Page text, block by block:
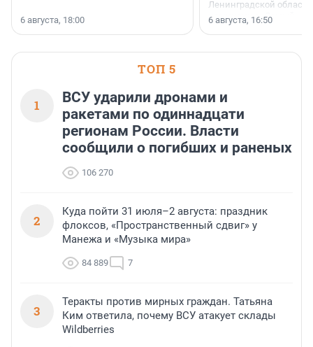
6 августа, 18:00
Ленинградской области
номинации «Самый
застройщик
области».
6 августа, 16:50
ТОП 5
1
ВСУ ударили дронами и
ракетами по одиннадцати
регионам России. Власти
сообщили о погибших и раненых
106 270
2
Куда пойти 31 июля–2 августа: праздник
флоксов, «Пространственный сдвиг» у
Манежа и «Музыка мира»
84 889 7
3
Теракты против мирных граждан. Татьяна
Ким ответила, почему ВСУ атакует склады
Wildberries